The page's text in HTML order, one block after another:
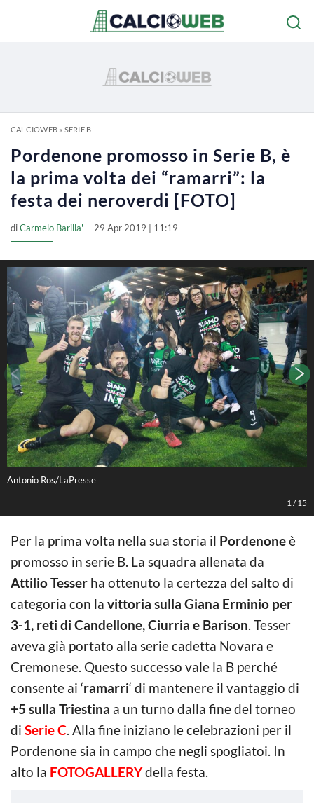
CALCIOWEB» SERIE B
Pordenone promosso in Serie B, è
la prima volta dei “ramarri”: la
festa dei neroverdi [FOTO]
diCarmelo Barilla' 29 Apr 2019 | 11:19
Antonio Ros/LaPresse
1 /15
Per la prima volta nella sua storia il Pordenoneè
promosso in serie B. La squadra allenata da
Attilio Tesser ha ottenuto la certezza del salto di
categoria con la vittoria sulla Giana Erminio per
3-1, reti di Candellone, Ciurria e Barison. Tesser
aveva già portato alla serie cadetta Novara e
Cremonese. Questo successo vale la B perché
consente ai ‘ramarri‘ di mantenere il vantaggio di
+5 sulla Triestina a un turno dalla fine del torneo
di Serie C. Alla fine iniziano le celebrazioni per il
Pordenone sia in campo che negli spogliatoi. In
alto la FOTOGALLERYdella festa.